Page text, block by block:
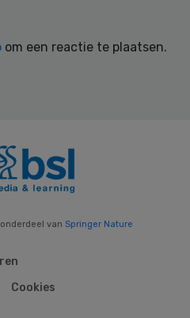
om een reactie te plaatsen.
van Springer Nature
Cookies